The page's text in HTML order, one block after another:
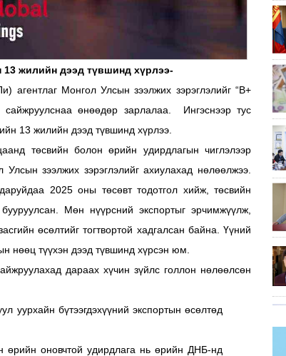
13 жилийн дээд түвшинд хүрлээ-
агентлаг Монгол Улсын зээлжих зэрэглэлийг “B+
өнөөдөр зарлалаа. Ингэснээр тус
13 жилийн дээд түвшинд хүрлээ.
төсвийн болон өрийн удирдлагын чиглэлээр
зээлжих зэрэглэлийг ахиулахад нөлөөлжээ.
2025 оны төсөвт тодотгол хийж, төсвийн
Мөн нүүрсний экспортыг эрчимжүүлж,
өсөлтийг тогтвортой хадгалсан байна. Үүний
нөөц түүхэн дээд түвшинд хүрсэн юм.
дараах хүчин зүйлс голлон нөлөөлсөн
уурхайн бүтээгдэхүүний экспортын өсөлтөд
өрийн оновчтой удирдлага нь өрийн ДНБ-нд